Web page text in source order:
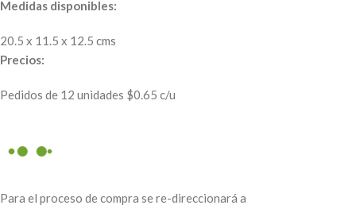
Medidas disponibles:
20.5 x 11.5 x 12.5 cms
Precios:
Pedidos de 12 unidades $0.65 c/u
Para el proceso de compra se re-direccionará a